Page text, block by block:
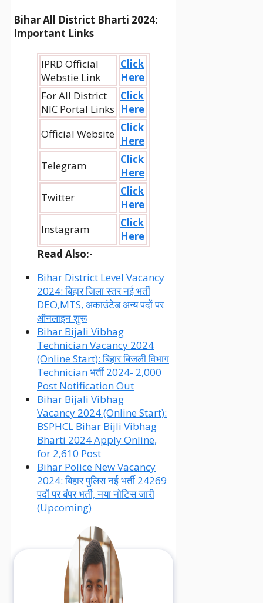
Bihar All District Bharti 2024:
Important Links
IPRD Official
Webstie Link
Click
Here
For All District
NIC Portal Links
Click
Here
Official Website Click
Here
Telegram
Click
Here
Twitter
Click
Here
Instagram
Click
Here
Read Also:-
Bihar District Level Vacancy
2024: बिहार जिला स्तर नई भर्ती
DEO,MTS, अकाउंटेड अन्य पदों पर
ऑनलाइन शुरू
Bihar Bijali Vibhag
Technician Vacancy 2024
(Online Start): बिहार बिजली विभाग
Technician भर्ती 2024- 2,000
Post Notification Out
Bihar Bijali Vibhag
Vacancy 2024 (Online Start):
BSPHCL Bihar Bijli Vibhag
Bharti 2024 Apply Online,
for 2,610 Post
Bihar Police New Vacancy
2024: बिहार पुलिस नई भर्ती 24269
पदों पर बंपर भर्ती, नया नोटिस जारी
(Upcoming)